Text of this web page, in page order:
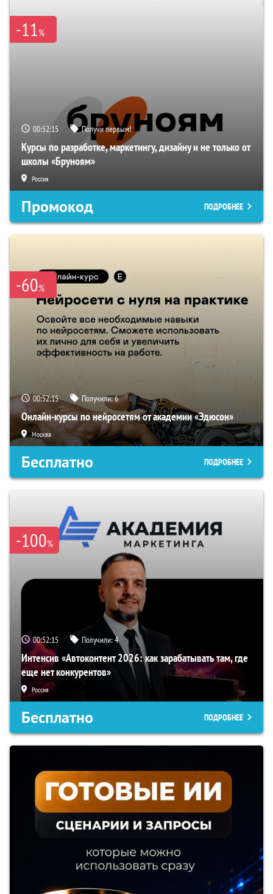
-11%
00:52:14 Получи первым!
Курсы по разработке, маркетингу, дизайну и не только от
школы «Бруноям»
Россия
Промокод ПОДРОБНЕЕ
-60%
00:52:14 Получили:6
Онлайн-курсы по нейросетям от академии «Эдюсон»
Москва
Бесплатно ПОДРОБНЕЕ
-100%
00:52:14 Получили:4
Интенсив «Автоконтент 2026: как зарабатывать там, где
еще нет конкурентов»
Россия
Бесплатно ПОДРОБНЕЕ